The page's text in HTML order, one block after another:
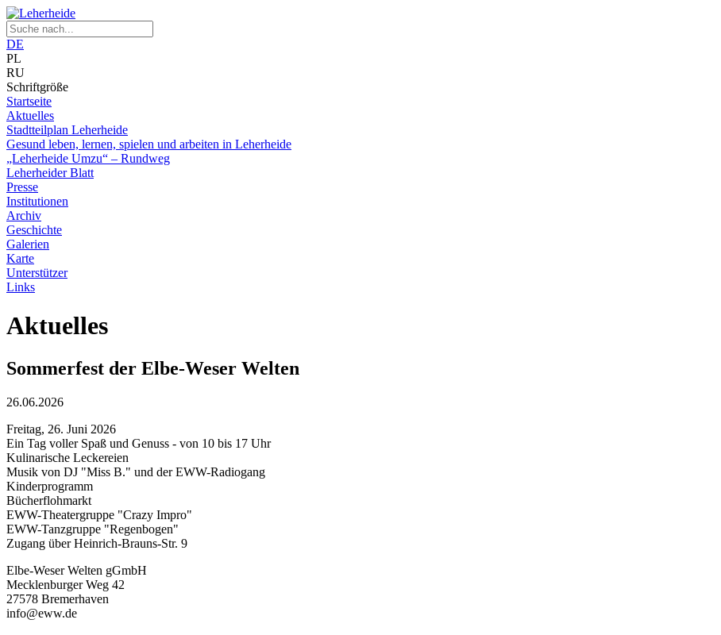
DE
PL
RU
Schriftgröße
Startseite
Aktuelles
Stadtteilplan Leherheide
Gesund leben, lernen, spielen und arbeiten in Leherheide
„Leherheide Umzu“ – Rundweg
Leherheider Blatt
Presse
Institutionen
Archiv
Geschichte
Galerien
Karte
Unterstützer
Links
Aktuelles
Sommerfest der Elbe-Weser Welten
26.06.2026
Freitag, 26. Juni 2026
Ein Tag voller Spaß und Genuss - von 10 bis 17 Uhr
Kulinarische Leckereien
Musik von DJ "Miss B." und der EWW-Radiogang
Kinderprogramm
Bücherflohmarkt
EWW-Theatergruppe "Crazy Impro"
EWW-Tanzgruppe "Regenbogen"
Zugang über Heinrich-Brauns-Str. 9
Elbe-Weser Welten gGmbH
Mecklenburger Weg 42
27578 Bremerhaven
info@eww.de